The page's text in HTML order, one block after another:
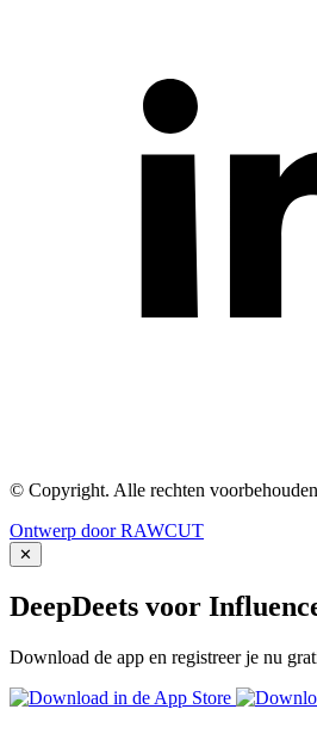
© Copyright. Alle rechten
Ontwerp door RAWCUT
✕
DeepDeets voor
Download de app en registreer je nu